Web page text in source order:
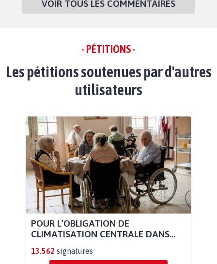
VOIR TOUS LES COMMENTAIRES
- PÉTITIONS -
Les pétitions soutenues par d'autres
utilisateurs
POUR L’OBLIGATION DE
CLIMATISATION CENTRALE DANS...
13.562 signatures